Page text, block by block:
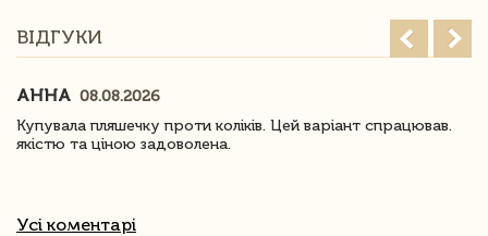
ВІДГУКИ
АННА 08.08.2026
Купувала пляшечку проти коліків. Цей варіант спрацював.
якістю та ціною задоволена.
Усі коментарі